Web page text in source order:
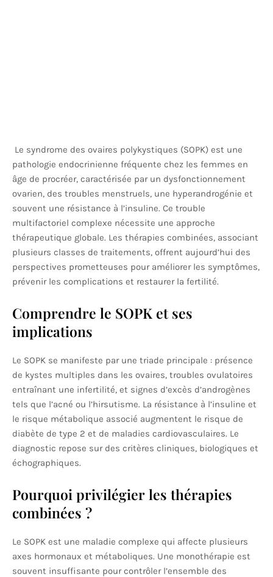
Le syndrome des ovaires polykystiques (SOPK) est une
pathologie endocrinienne fréquente chez les femmes en
âge de procréer, caractérisée par un dysfonctionnement
ovarien, des troubles menstruels, une hyperandrogénie et
souvent une résistance à l’insuline. Ce trouble
multifactoriel complexe nécessite une approche
thérapeutique globale. Les thérapies combinées, associant
plusieurs classes de traitements, offrent aujourd’hui des
perspectives prometteuses pour améliorer les symptômes,
prévenir les complications et restaurer la fertilité.
Comprendre le SOPK et ses
implications
Le SOPK se manifeste par une triade principale : présence
de kystes multiples dans les ovaires, troubles ovulatoires
entraînant une infertilité, et signes d’excès d’androgènes
tels que l’acné ou l’hirsutisme. La résistance à l’insuline et
le risque métabolique associé augmentent le risque de
diabète de type 2 et de maladies cardiovasculaires. Le
diagnostic repose sur des critères cliniques, biologiques et
échographiques.
Pourquoi privilégier les thérapies
combinées ?
Le SOPK est une maladie complexe qui affecte plusieurs
axes hormonaux et métaboliques. Une monothérapie est
souvent insuffisante pour contrôler l’ensemble des